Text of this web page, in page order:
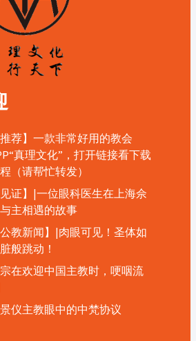
推荐】一款非常好用的教会
真理文化”，打开链接看下载
（请帮忙转发）
见证】|一位眼科医生在上海佘
主相遇的故事
公教新闻】|肉眼可见！圣体如
般跳动！
在欢迎中国主教时，哽咽流
仪主教眼中的中梵协议